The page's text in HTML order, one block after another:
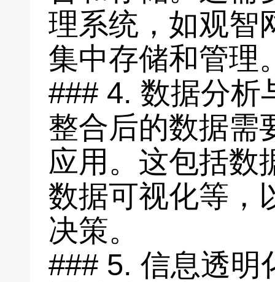
理系统，如观智
集中存储和管理
### 4. 数据分析
整合后的数据需
应用。这包括数
数据可视化等，
决策。
### 5. 信息透明